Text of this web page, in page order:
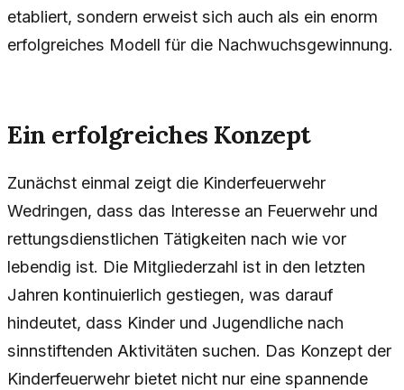
etabliert, sondern erweist sich auch als ein enorm
erfolgreiches Modell für die Nachwuchsgewinnung.
Ein erfolgreiches Konzept
Zunächst einmal zeigt die Kinderfeuerwehr
Wedringen, dass das Interesse an Feuerwehr und
rettungsdienstlichen Tätigkeiten nach wie vor
lebendig ist. Die Mitgliederzahl ist in den letzten
Jahren kontinuierlich gestiegen, was darauf
hindeutet, dass Kinder und Jugendliche nach
sinnstiftenden Aktivitäten suchen. Das Konzept der
Kinderfeuerwehr bietet nicht nur eine spannende